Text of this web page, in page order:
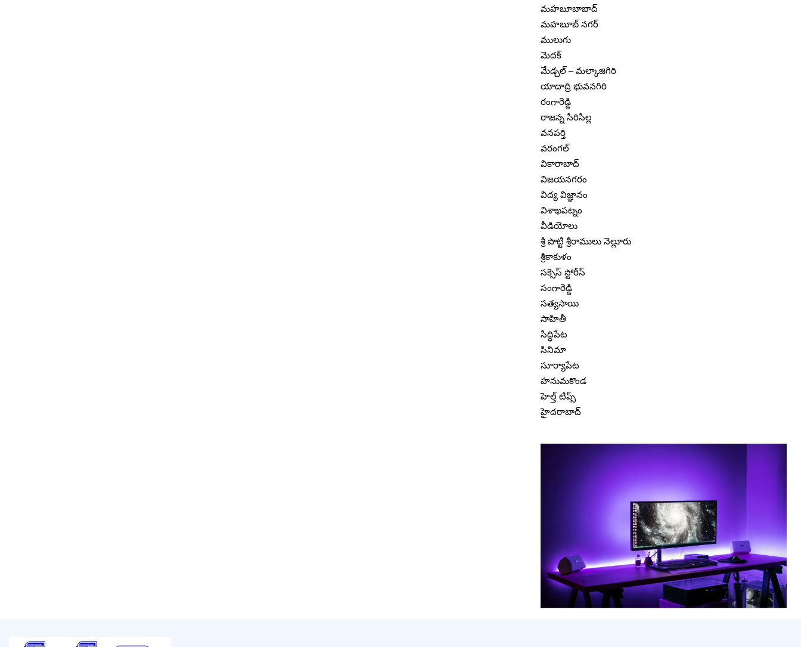
మహబూబాబాద్
మహబూబ్ నగర్
ములుగు
మెదక్
మేడ్చల్ – మల్కాజిగిరి
యాదాద్రి భువనగిరి
రంగారెడ్డి
రాజన్న సిరిసిల్ల
వనపర్తి
వరంగల్
వికారాబాద్
విజయనగరం
విద్య విజ్ఞానం
విశాఖపట్నం
వీడియోలు
శ్రీ పొట్టి శ్రీరాములు నెల్లూరు
శ్రీకాకుళం
సక్సెస్ స్టోరీస్
సంగారెడ్డి
సత్యసాయి
సాహితీ
సిద్ధిపేట
సినిమా
సూర్యాపేట
హనుమకొండ
హెల్త్ టిప్స్
హైదరాబాద్